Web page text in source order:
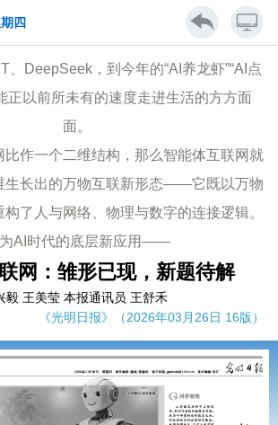
四
、DeepSeek，到今年的“AI养龙虾”“AI点
正以前所未有的速度走进生活的方方面
面。
比作一个二维结构，那么智能体互联网就
生长出的万物互联新形态——它既以万物
了人与网络、物理与数字的连接逻辑。
AI时代的底层新应用——
网：雏形已现，新题待解
毅 王美莹 本报通讯员 王舒禾
《光明日报》（2026年03月26日 16版）